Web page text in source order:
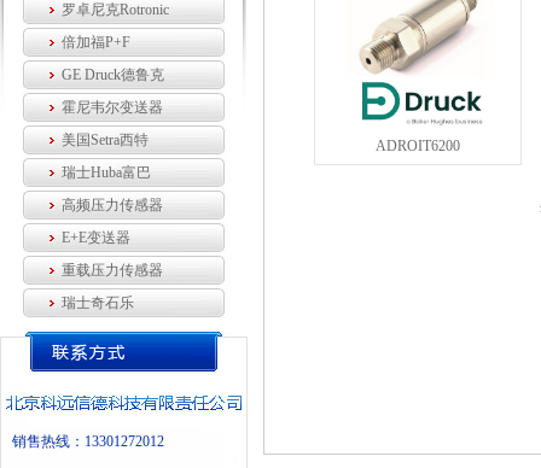
罗卓尼克Rotronic
倍加福P+F
GE Druck德鲁克
霍尼韦尔变送器
美国Setra西特
瑞士Huba富巴
高频压力传感器
E+E变送器
重载压力传感器
瑞士奇石乐
销售热线：13301272012
ADROIT6200